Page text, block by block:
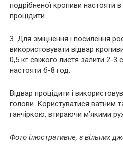
подрібненої кропиви настояти
процідити.
3. Для зміцнення і посилення
використовувати відвар
0,5 кг свіжого листя залити 2-3
настояти б-8 год.
Відвар процідити і
голови. Користуватися ватним
ганчіркою, втираючи м’якими
Фото ілюстративне, з вільних